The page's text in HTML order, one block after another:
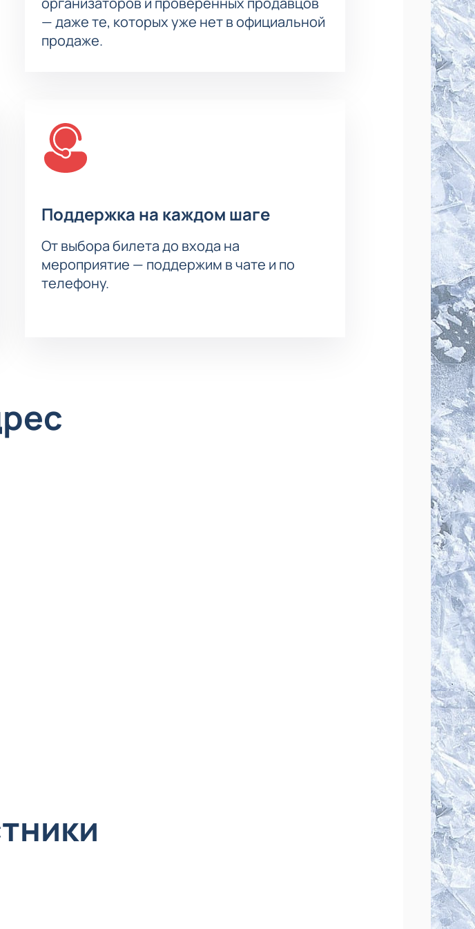
с нами через сайт или по телефону.
— даже те, которых уже нет в официальной
продаже.
Поддержка на каждом шаге
От выбора билета до входа на
мероприятие — поддержим в чате и по
телефону.